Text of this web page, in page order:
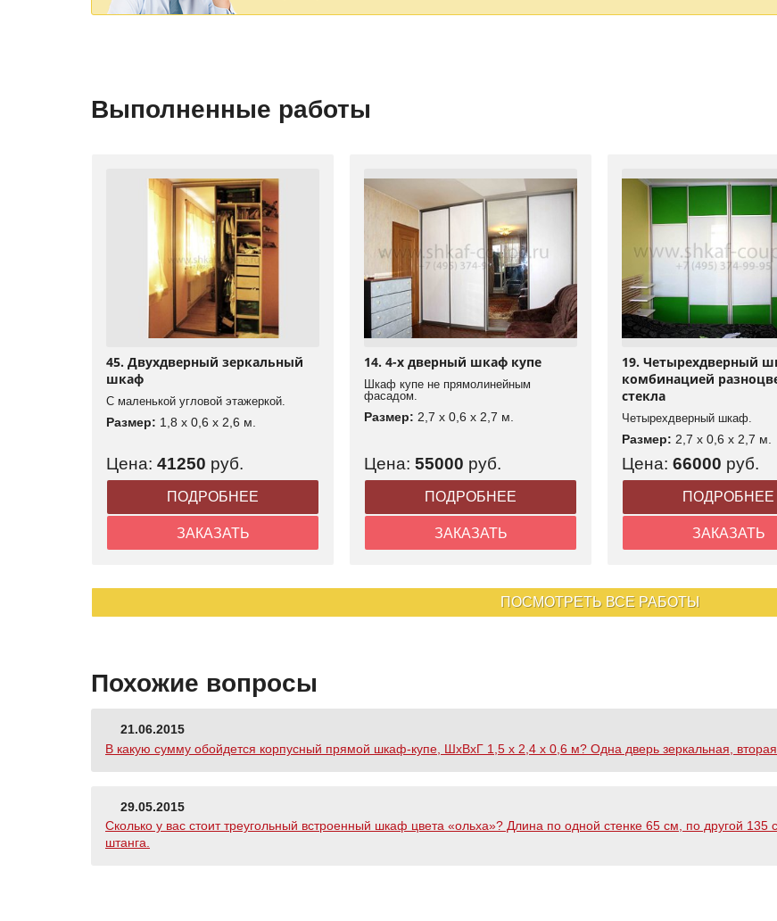
Выполненные работы
45. Двухдверный зеркальный
шкаф
С маленькой угловой этажеркой.
Размер: 1,8 x 0,6 x 2,6 м.
Цена: 41250 руб.
ПОДРОБНЕЕ
ЗАКАЗАТЬ
14. 4-х дверный шкаф купе
Шкаф купе не прямолинейным
фасадом.
Размер: 2,7 x 0,6 x 2,7 м.
Цена: 55000 руб.
ПОДРОБНЕЕ
ЗАКАЗАТЬ
19. Четырехдверный
комбинацией
стекла
Четырехдверный шкаф.
Размер: 2,7 x 0,6 x 2,7 м.
Цена: 66000 руб.
ПОДРОБНЕЕ
ЗАКАЗАТЬ
ПОСМОТРЕТЬ ВСЕ РАБОТЫ
Похожие вопросы
21.06.2015
В какую сумму обойдется корпусный прямой шкаф-купе, ШхВхГ 1,5 х 2,4 х 0,6 м? Одна дверь зеркальная,
29.05.2015
Сколько у вас стоит треугольный встроенный шкаф цвета «ольха»? Длина по одной стенке 65 см, по другой
штанга.